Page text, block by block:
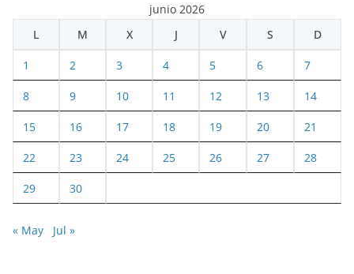
junio 2026
L
M X J V S D
1 2 3 4 5 6 7
8 9 10 11 12 13 14
15 16 17 18 19 20 21
22 23 24 25 26 27 28
29 30
« May Jul »